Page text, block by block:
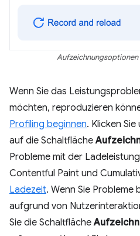
Wenn Sie das
möchten, reproduzieren
Profiling beginnen. Klicken
auf die Schaltfläche
Probleme mit der
Contentful Paint und
Ladezeit. Wenn Sie Probleme
aufgrund von
Sie die Schaltfläche